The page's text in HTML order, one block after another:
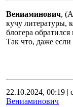
Вениаминович,
кучу литературы,
блогера
Так что, даже
22.10.2024, 00:19 |
Вениаминович